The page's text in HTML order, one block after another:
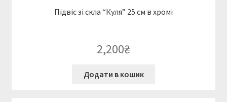
Підвіс зі скла “Куля” 25 см в хромі
2,200₴
Додати в кошик